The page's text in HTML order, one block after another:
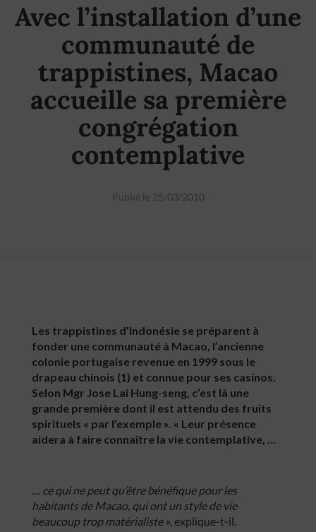
Avec l’installation d’une
communauté de
trappistines, Macao
accueille sa première
congrégation
contemplative
Publié le 25/03/2010
Les trappistines d’Indonésie se préparent à
fonder une communauté à Macao, l’ancienne
colonie portugaise revenue en 1999 sous le
drapeau chinois (1) et connue pour ses casinos.
Selon Mgr Jose Lai Hung-seng, c’est là une
grande première dont il est attendu des fruits
spirituels « par l’exemple ». « Leur présence
aidera à faire connaître la vie contemplative, …
… ce qui ne peut qu’être bénéfique pour les
habitants de Macao, qui ont un style de vie
beaucoup trop matérialiste », explique-t-il.